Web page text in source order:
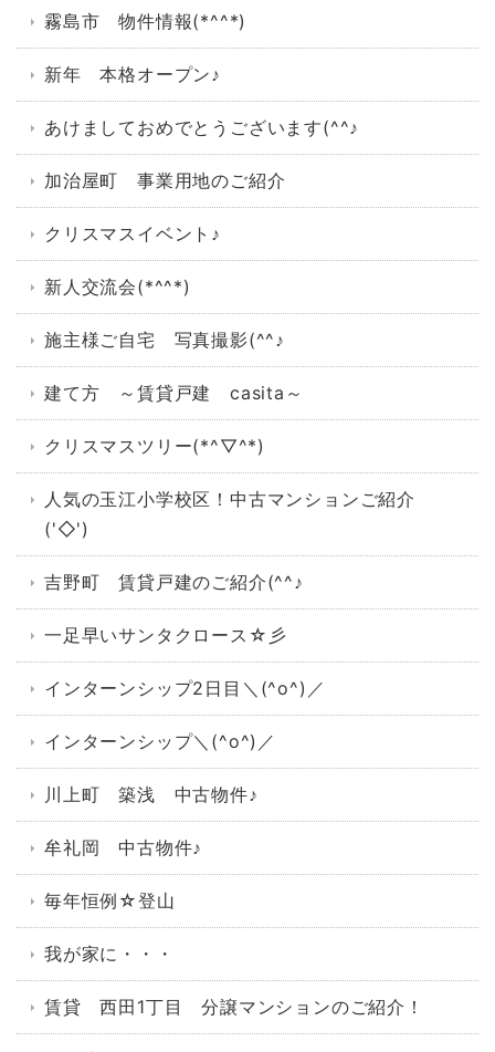
霧島市 物件情報(*^^*)
新年 本格オープン♪
あけましておめでとうございます(^^♪
加治屋町 事業用地のご紹介
クリスマスイベント♪
新人交流会(*^^*)
施主様ご自宅 写真撮影(^^♪
建て方 ～賃貸戸建 casita～
クリスマスツリー(*^▽^*)
人気の玉江小学校区！中古マンションご紹介
('◇')ゞ
吉野町 賃貸戸建のご紹介(^^♪
一足早いサンタクロース☆彡
インターンシップ2日目＼(^o^)／
インターンシップ＼(^o^)／
川上町 築浅 中古物件♪
牟礼岡 中古物件♪
毎年恒例☆登山
我が家に・・・
賃貸 西田1丁目 分譲マンションのご紹介！